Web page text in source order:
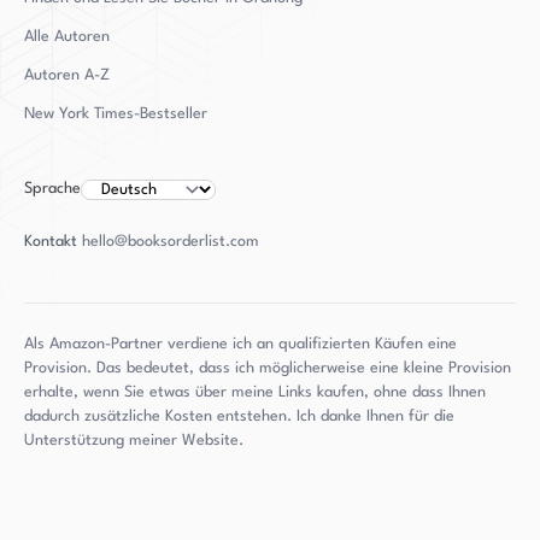
Alle Autoren
Autoren A-Z
New York Times-Bestseller
Sprache
Kontakt hello@booksorderlist.com
Als Amazon-Partner verdiene ich an qualifizierten Käufen eine
Provision. Das bedeutet, dass ich möglicherweise eine kleine Provision
erhalte, wenn Sie etwas über meine Links kaufen, ohne dass Ihnen
dadurch zusätzliche Kosten entstehen. Ich danke Ihnen für die
Unterstützung meiner Website.